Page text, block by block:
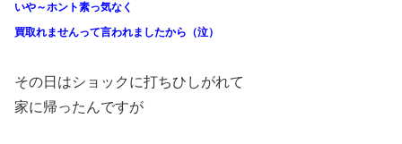
いや～ホント素っ気なく
買取れませんって言われましたから（泣）
その日はショックに打ちひしがれて
家に帰ったんですが